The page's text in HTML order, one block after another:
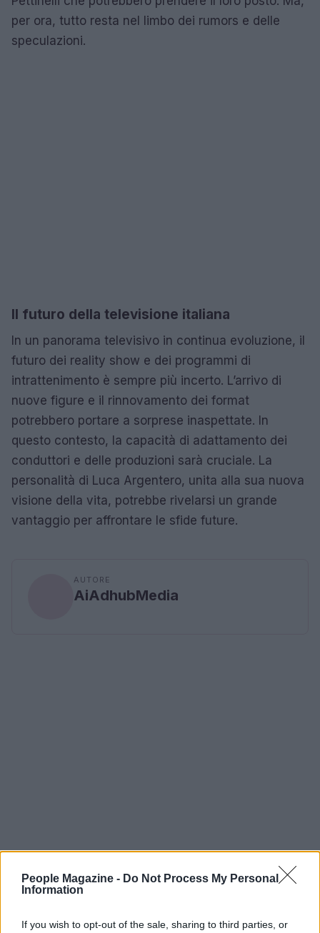
People Magazine - Do Not Process My Personal
Information
If you wish to opt-out of the sale, sharing to third parties, or
per ora, tutto resta nel limbo dei rumors e delle
speculazioni.
Il futuro della televisione italiana
In un panorama televisivo in continua evoluzione, il
futuro dei reality show e dei programmi di
intrattenimento è sempre più incerto. L’arrivo di
nuove figure e il rinnovamento dei format
potrebbero portare a sorprese inaspettate. In
questo contesto, la capacità di adattamento dei
conduttori e delle produzioni sarà cruciale. La
personalità di Luca Argentero, unita alla sua nuova
visione della vita, potrebbe rivelarsi un grande
vantaggio per affrontare le sfide future.
AUTORE
AiAdhubMedia